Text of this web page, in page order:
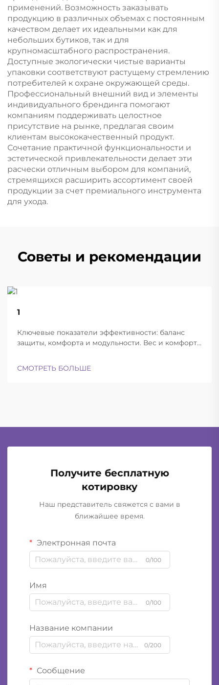
применений. Возможность заказывать
продукцию в различных объемах с постоянным
качеством делает их идеальными как для
небольших бутиков, так и для
крупномасштабного распространения.
Доступные экологически чистые варианты
упаковки соответствуют растущему стремлению
потребителей к охране окружающей среды.
Профессиональный внешний вид и элементы
индивидуального брендинга помогают
компаниям поддерживать целостное
присутствие на рынке, предлагая своим
клиентам высококачественный продукт.
Сочетание практичной функциональности и
эстетической привлекательности делает эти
расчески отличным выбором для компаний,
стремящихся расширить ассортимент своей
продукции за счет премиального инструмента
для ухода.
Советы и рекомендации
1
Ключевые показатели эффективности: баланс
защиты, комфорта и модульности. Вес и комфорт
шлемы успешно находят баланс между
СМОТРЕТЬ БОЛЬШЕ
Получите бесплатную
котировку
Наш представитель свяжется с вами в
ближайшее время.
Электронная почта
0/100
Имя
0/100
Название компании
0/200
Сообщение